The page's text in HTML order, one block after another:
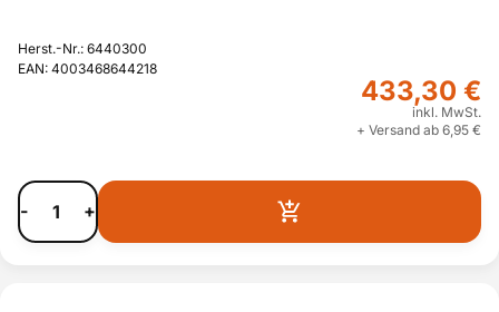
Herst.-Nr.: 6440300
EAN: 4003468644218
433,30 €
inkl. MwSt.
+ Versand ab 6,95 €
- +